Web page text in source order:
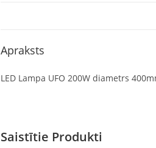
Apraksts
LED Lampa UFO 200W diametrs
Saistītie Produkti